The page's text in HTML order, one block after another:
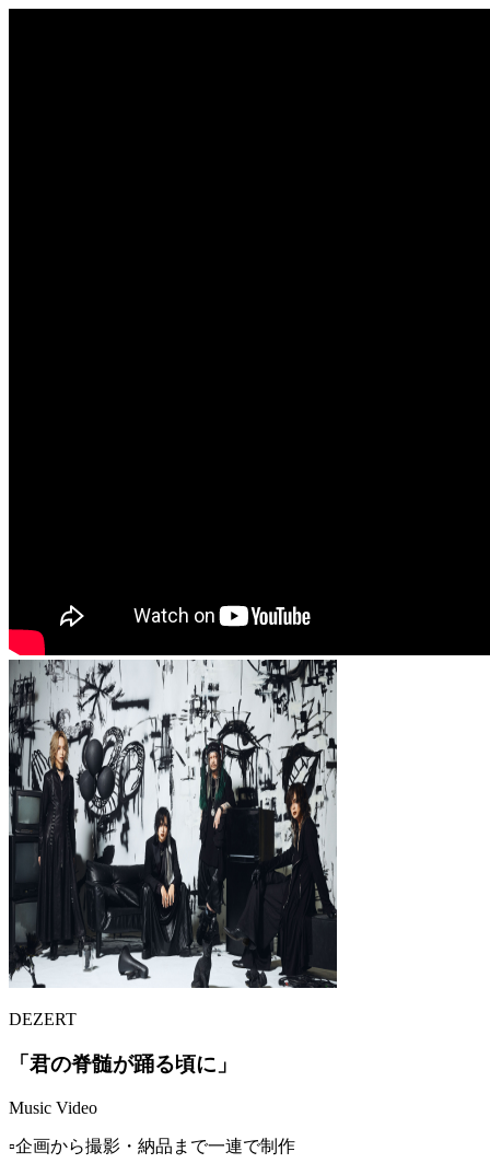
DEZERT
「君の脊髄が踊る頃に」
Music Video
▫️企画から撮影・納品まで一連で制作